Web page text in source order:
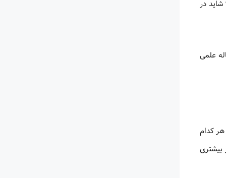
شاید در
علمی
کدام
بیشتری